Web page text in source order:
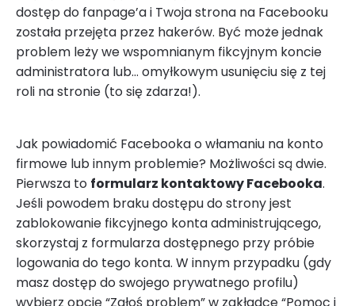
dostęp do fanpage’a i Twoja strona na Facebooku
została przejęta przez hakerów. Być może jednak
problem leży we wspomnianym fikcyjnym koncie
administratora lub… omyłkowym usunięciu się z tej
roli na stronie (to się zdarza!).
Jak powiadomić Facebooka o włamaniu na konto
firmowe lub innym problemie? Możliwości są dwie.
Pierwsza to formularz kontaktowy Facebooka.
Jeśli powodem braku dostępu do strony jest
zablokowanie fikcyjnego konta administrującego,
skorzystaj z formularza dostępnego przy próbie
logowania do tego konta. W innym przypadku (gdy
masz dostęp do swojego prywatnego profilu)